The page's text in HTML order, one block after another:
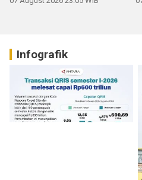
Infografik